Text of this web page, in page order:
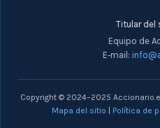
Titular del
Equipo de
E‑mail:
Copyright © 2024–2025
Mapa del sitio
Política de